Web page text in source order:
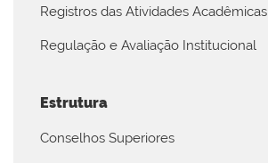
Registros das Atividades Acadêmicas
Regulação e Avaliação Institucional
Estrutura
Conselhos Superiores